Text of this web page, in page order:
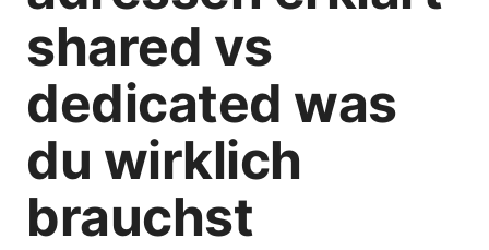
shared vs
dedicated was
du wirklich
brauchst